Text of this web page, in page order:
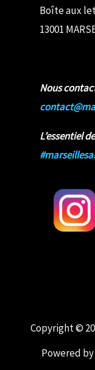
Boîte aux
13001
Nous
L’essentiel
Copyright ©
Powered by